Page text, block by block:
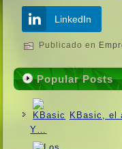
LinkedIn
Publicado en
Popular Posts
KBasic, el
Y…